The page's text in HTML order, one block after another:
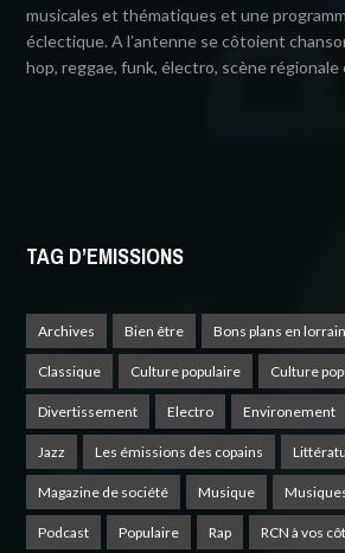
musicales et thématiques et une
éclectique. A l’antenne se côtoient
hop, reggae, funk, électro, scène régionale
TAG D’EMISSIONS
Archives Bien être Bons plans en
Classique Culture populaire Culture
Divertissement Electro Environement
Jazz Les émissions des copains
Magazine de société Musique
Podcast Populaire Rap RCN à vos